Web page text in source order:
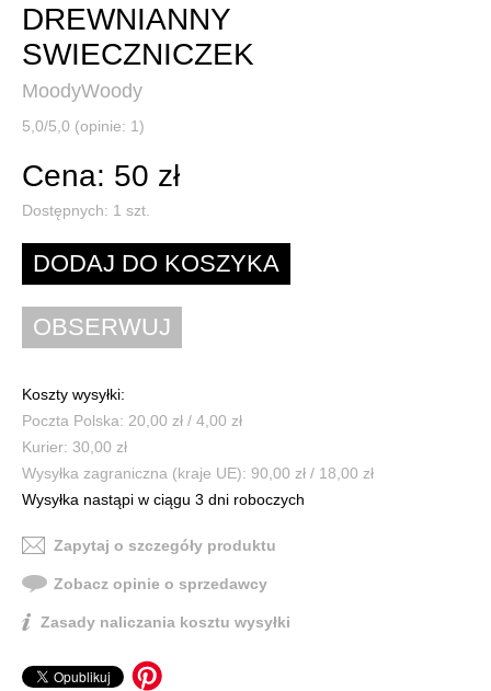
DREWNIANNY
SWIECZNICZEK
MoodyWoody
5,0/5,0 (opinie: 1)
Cena: 50 zł
Dostępnych: 1 szt.
Koszty wysyłki:
Poczta Polska: 20,00 zł / 4,00 zł
Kurier: 30,00 zł
Wysyłka zagraniczna (kraje UE): 90,00 zł / 18,00 zł
Wysyłka nastąpi w ciągu 3 dni roboczych
Zapytaj o szczegóły produktu
Zobacz opinie o sprzedawcy
Zasady naliczania kosztu wysyłki